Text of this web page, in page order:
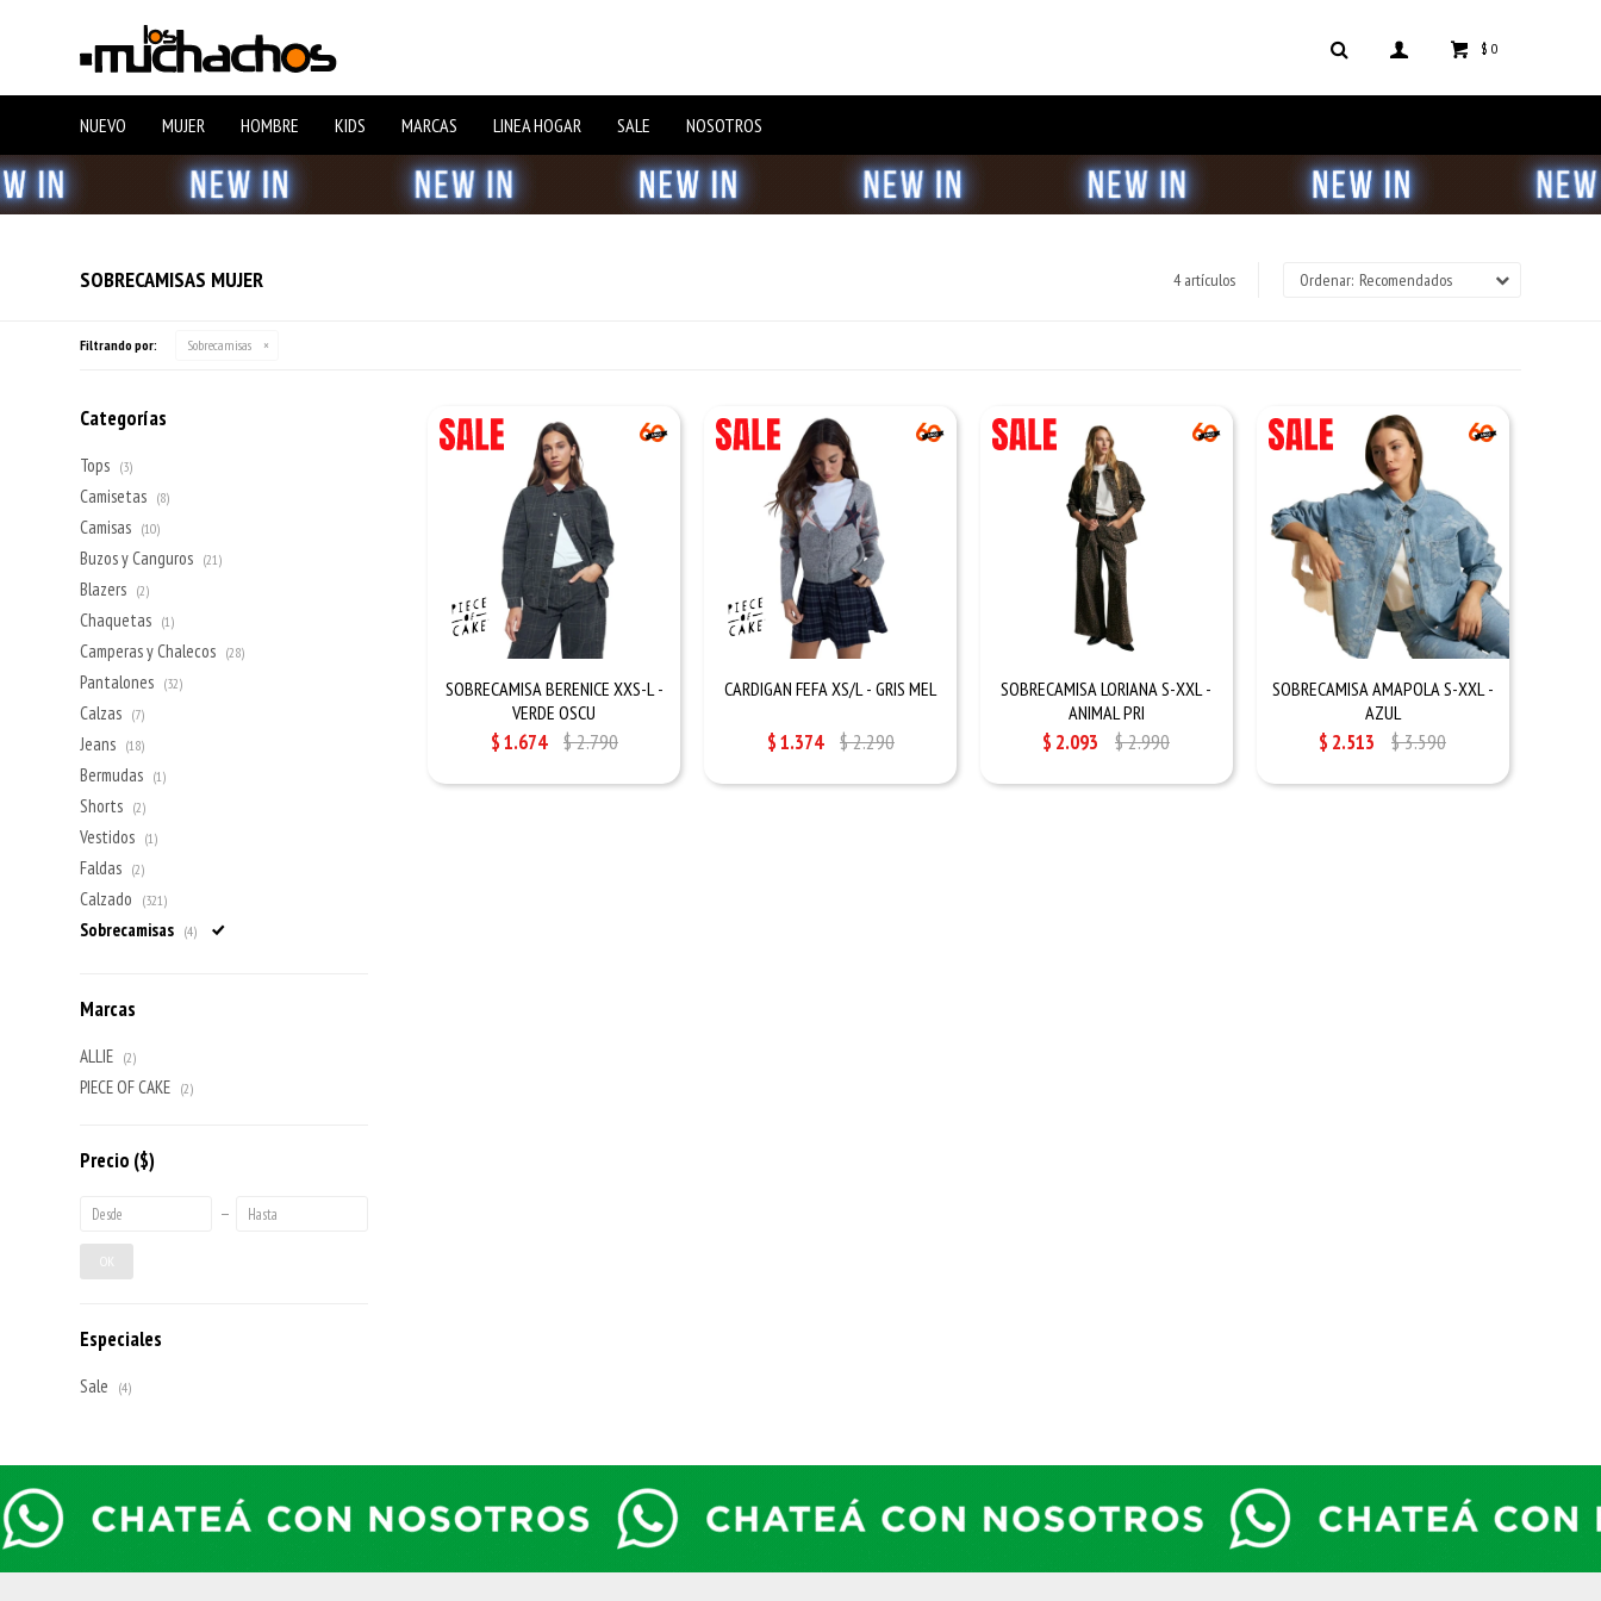
NUEVO MUJER HOMBRE KIDS MARCAS LINEA HOGAR SALE NOSOTROS
$ 0
SOBRECAMISAS MUJER 4 artículos Recomendados
Filtrando por: Sobrecamisas
SOBRECAMISA BERENICE XXS-L -
VERDE OSCU
$1.674 $2.790
CARDIGAN FEFA XS/L - GRIS MEL
$1.374 $2.290
SOBRECAMISA LORIANA S-XXL -
ANIMAL PRI
$ 2.093 $2.990
SOBRECAMISA AMAPOLA S-XXL -
AZUL
$ 2.513 $3.590
Categorías
Tops (3)
Camisetas (8)
Camisas (10)
Buzos y Canguros (21)
Blazers (2)
Chaquetas (1)
Camperas y Chalecos (28)
Pantalones (32)
Calzas (7)
Jeans (18)
Bermudas (1)
Shorts (2)
Vestidos (1)
Faldas (2)
Calzado (321)
Sobrecamisas (4)
Marcas
ALLIE (2)
PIECE OF CAKE (2)
Precio ($)
OK
Especiales
Sale (4)